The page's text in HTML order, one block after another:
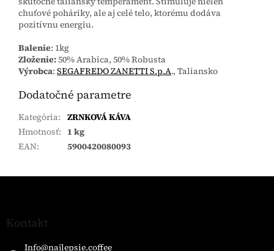
chuťové poháriky, ale aj celé telo, ktorému dodáva
pozitívnu energiu.
Balenie: 1kg
Zloženie:50% Arabica, 50% Robusta
Výrobca: SEGAFREDO ZANETTI S.p.A., Taliansko
Dodatočné parametre
Kategória: ZRNKOVÁ KÁVA
Hmotnosť: 1 kg
EAN: 5900420080093
Z
Kontakt
Info@najlepsie.coffee